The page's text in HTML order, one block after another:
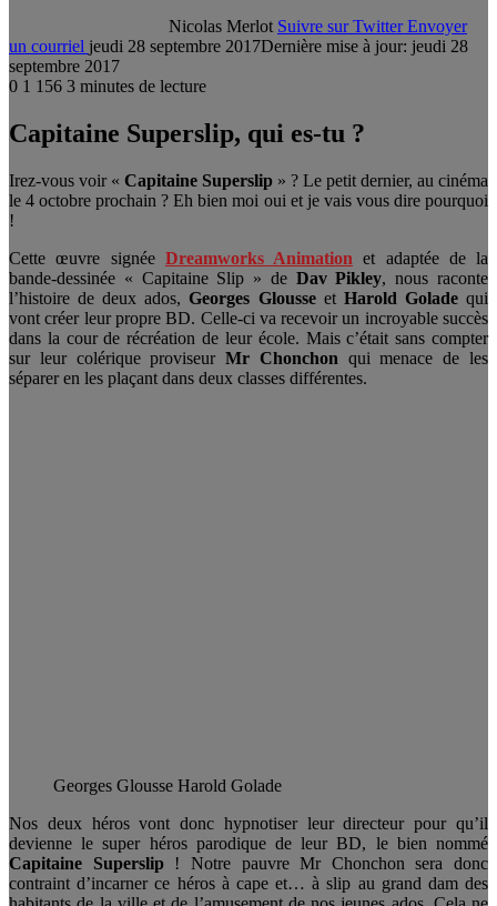
Nicolas Merlot Suivre sur Twitter Envoyer
un courriel jeudi 28 septembre 2017Dernière mise à jour: jeudi 28
septembre 2017
0 1 156 3 minutes de lecture
Capitaine Superslip, qui es-tu ?
Irez-vous voir « Capitaine Superslip » ? Le petit dernier, au cinéma
le 4 octobre prochain ? Eh bien moi oui et je vais vous dire pourquoi
!
Cette œuvre signée Dreamworks Animation et adaptée de la
bande-dessinée « Capitaine Slip » de Dav Pikley, nous raconte
l’histoire de deux ados,Georges Glousseet Harold Goladequi
vont créer leur propre BD. Celle-ci va recevoir un incroyable succès
dans la cour de récréation de leur école. Mais c’était sans compter
sur leur colérique proviseurMr Chonchon qui menace de les
séparer en les plaçant dans deux classes différentes.
Georges Glousse Harold Golade
Nos deux héros vont donc hypnotiser leur directeur pour qu’il
devienne le super héros parodique de leur BD, le bien nommé
Capitaine Superslip! Notre pauvre Mr Chonchon sera donc
contraint d’incarner ce héros à cape et… à slip au grand dam des